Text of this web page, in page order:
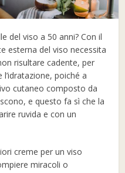
del viso a 50 anni? Con il
esterna del viso necessita
risultare cadente, per
poiché a
cutaneo composto da
e questo fa sì che la
ruvida e con un
creme per un viso
miracoli o